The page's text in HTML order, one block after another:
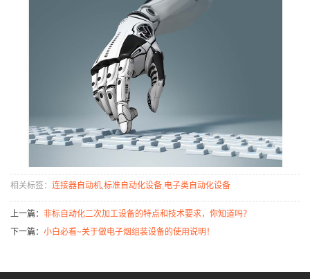
相关标签： 连接器自动机 标准自动化设备 电子类自动化设备
上一篇： 非标自动化二次加工设备的特点和技术要求，你知道吗？
下一篇： 小白必看~关于做电子烟组装设备的使用说明！